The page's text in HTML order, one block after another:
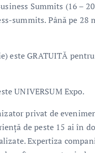
Summits (16 –
summits. Până pe 28
este GRATUITĂ
UNIVERSUM Expo.
privat de
de peste 15 ai în
Expertiza